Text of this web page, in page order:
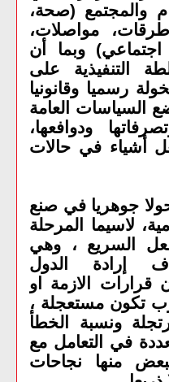
والمجتمع (صحة،
طرقات، مواصلات،
وبما أن
التنفيذية على
رسميا وقانونيا
السياسات العامة
ودوافعها،
أشياء في حالات
جوهريا في صنع
لاسيما المرحلة
السريع ، وهي
إرادة الدول
قرارات الازمة او
تكون مستعجلة ،
ونسبة الخطأ
في التعامل مع
منها نجاحات